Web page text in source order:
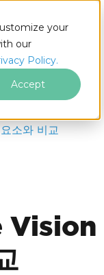
your
our
Policy.
Accept
소와 비교
Vision